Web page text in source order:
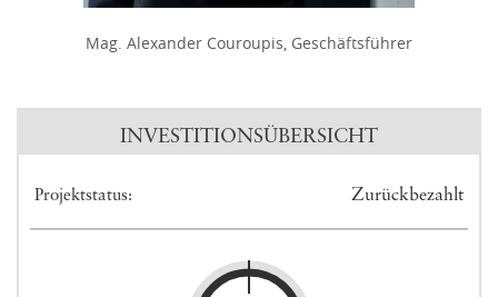
Mag. Alexander Couroupis, Geschäftsführer
INVESTITIONSÜBERSICHT
Projektstatus: Zurückbezahlt